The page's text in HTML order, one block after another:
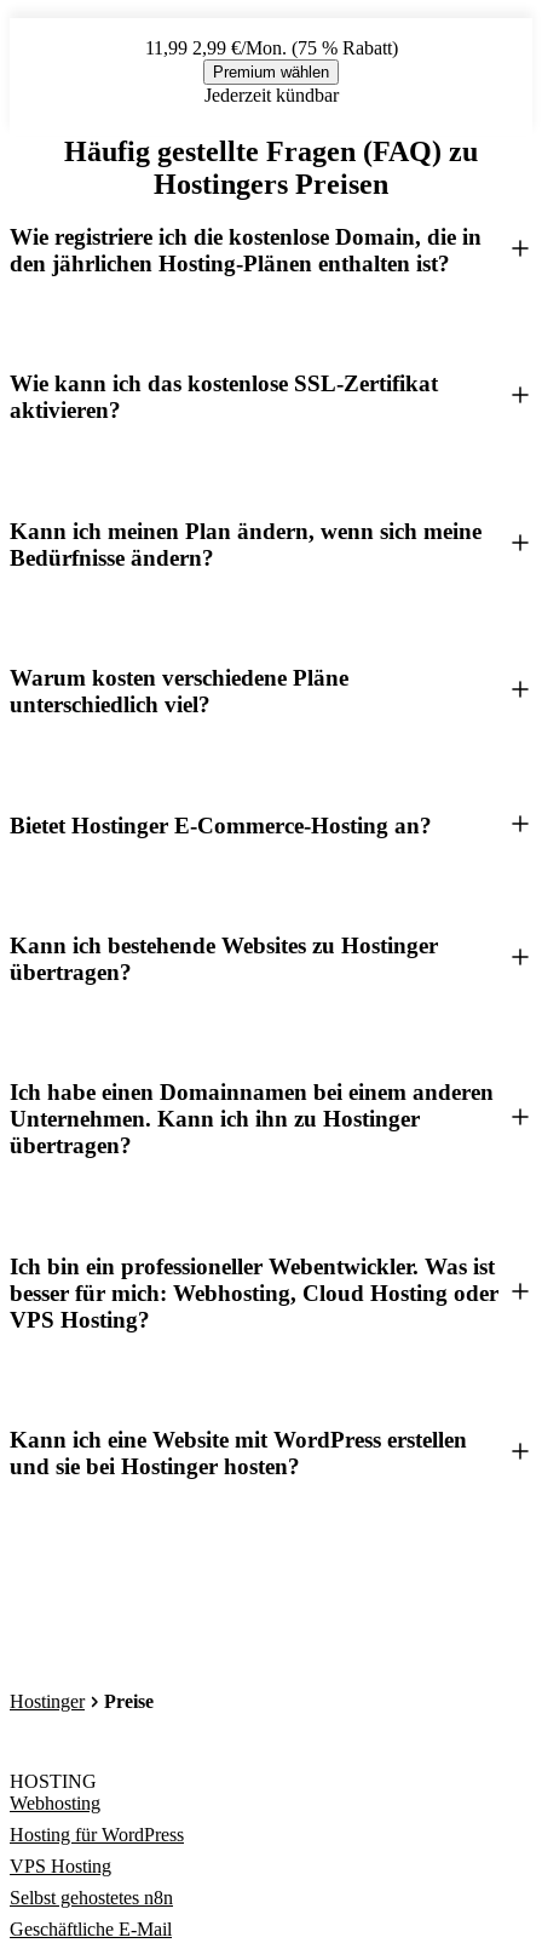
11,992,99 €/Mon. (75 % Rabatt)
Premium wählen
Jederzeit kündbar
Häufig gestellte Fragen (FAQ) zu
Hostingers Preisen
Wie registriere ich die kostenlose Domain, die in
den jährlichen Hosting-Plänen enthalten ist?
Wie kann ich das kostenlose SSL-Zertifikat
aktivieren?
Kann ich meinen Plan ändern, wenn sich meine
Bedürfnisse ändern?
Warum kosten verschiedene Pläne
unterschiedlich viel?
Bietet Hostinger E-Commerce-Hosting an?
Kann ich bestehende Websites zu Hostinger
übertragen?
Ich habe einen Domainnamen bei einem anderen
Unternehmen. Kann ich ihn zu Hostinger
übertragen?
Ich bin ein professioneller Webentwickler. Was ist
besser für mich: Webhosting, Cloud Hosting oder
VPS Hosting?
Kann ich eine Website mit WordPress erstellen
und sie bei Hostinger hosten?
Hostinger Preise
HOSTING
Webhosting
Hosting für WordPress
VPS Hosting
Selbst gehostetes n8n
Geschäftliche E-Mail